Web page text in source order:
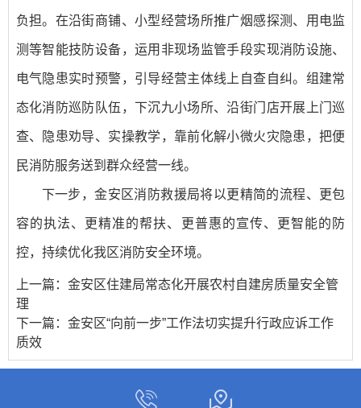
负担。在沿街商铺、小型经营场所推广烟感探测、用电监
测等智能技防设备，运用非现场监管手段实现消防设施、
电气隐患实时预警，引导经营主体线上自查自纠。组建常
态化消防巡防队伍，下沉九小场所、沿街门店开展上门巡
查、隐患劝导、实操教学，靠前化解小微火灾隐患，把便
民消防服务送到群众经营一线。
下一步，金安区消防救援局将以更精简的流程、更包
容的执法、更精准的帮扶、更普惠的宣传、更智能的防
控，持续优化我区消防安全环境。
上一篇： 金安区住建局常态化开展农村自建房质量安全管
理
下一篇： 金安区“向前一步”工作法切实提升行政应诉工作
质效